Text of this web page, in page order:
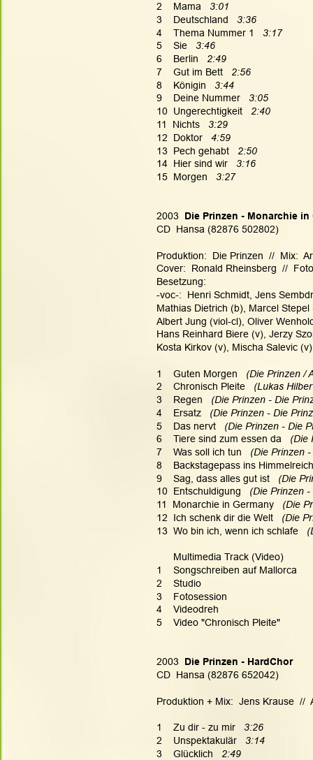
2    Mama 3:01
3    Deutschland 3:36
4    Thema Nummer 1 3:17
5    Sie 3:46
6    Berlin 2:49
7    Gut im Bett 2:56
8    Königin 3:44
9    Deine Nummer 3:05
10  Ungerechtigkeit
2:40
11  Nichts 3:29
12  Doktor 4:59
13  Pech gehabt 2:50
14  Hier sind wir 3:16
15  Morgen 3:27
2003 Die Prinzen - Monarchie in
CD  Hansa (82876 502802)
Produktion:  Die Prinzen  //  Mix:
Cover:  Ronald Rheinsberg  //
Besetzung:
-voc-:  Henri Schmidt, Jens
Mathias Dietrich (b), Marcel
Albert Jung (viol-cl), Oliver
Hans Reinhard Biere (v), Jerzy
Kosta Kirkov (v), Mischa Salevic (v)
1    Guten Morgen (Die Prinzen /
2    Chronisch Pleite
(Lukas
3    Regen (Die Prinzen - Die
4    Ersatz (Die Prinzen - Die
5    Das nervt (Die Prinzen - Die
6    Tiere sind zum essen da (Die
7    Was soll ich tun (Die Prinzen
8    Backstagepass ins
9    Sag, dass alles gut ist (Die
10  Entschuldigung (Die Prinzen
11  Monarchie in Germany (Die
12  Ich schenk dir die Welt (Die
13  Wo bin ich, wenn ich schlafe
      Multimedia Track (Video)
1    Songschreiben auf Mallorca
2    Studio
3    Fotosession
4    Videodreh
5    Video "Chronisch Pleite"
2003 Die Prinzen - HardChor
CD  Hansa (82876 652042)
Produktion + Mix:  Jens Krause  //
1    Zu dir - zu mir
3:26
2    Unspektakulär
3:14
3    Glücklich 2:49